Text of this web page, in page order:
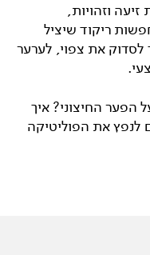
וזהויות,
ריקוד שיציל
את צפוי, לערער
הפער החיצוני? איך
לנפץ את הפוליטיקה